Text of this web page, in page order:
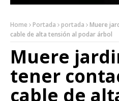
Home Portada portada
Muere
cable de alta tensión al podar árbol
Muere
tener
cable de